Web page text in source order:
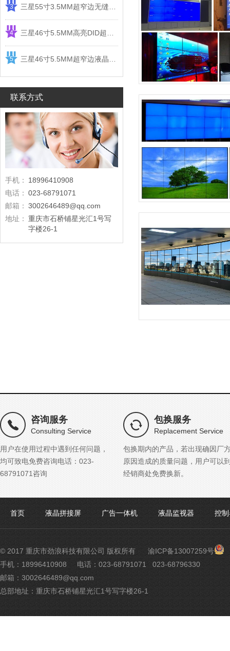
3
4
5
联系方式
手机：
18996410908
电话： 023-68791071
邮箱： 3002646489@qq.com
地址： 重庆市石桥铺星光汇1号写
字楼26-1
咨询服务
Consulting Service
用户在使用过程中遇到任何问题，
均可致电免费咨询电话：023-
68791071咨询
包换服务
Replacement Service
包换期内的产品，若出现确因厂
原因造成的质量问题，用户可以
经销商处免费换新。
首页 液晶拼接屏 广告一体机 液晶监视器 控
© 2017 重庆市劲浪科技有限公司 版权所有 渝ICP备13007259号 渝
手机：18996410908
电话：023-68791071 023-68796330
邮箱：3002646489@qq.com
总部地址：重庆市石桥铺星光汇1号写字楼26-1